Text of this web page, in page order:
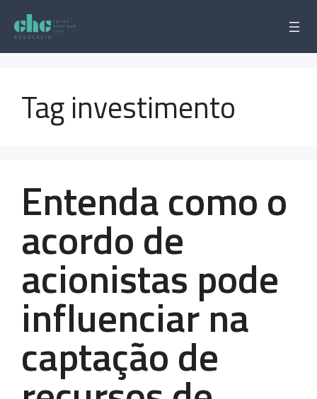
para
conteúdo
Tag investimento
Entenda como o
acordo de
acionistas pode
influenciar na
captação de